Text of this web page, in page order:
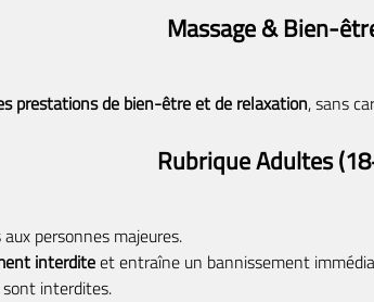
Massage & Bien-
prestations de bien-être et de relaxation, sans
Rubrique Adultes
personnes majeures.
interditeet entraîne un bannissement
interdites.